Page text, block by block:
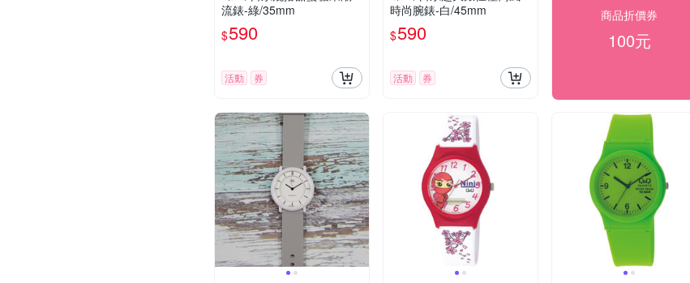
流錶-綠/35mm
$590
活動 券
時尚腕錶-白/45mm
$590
活動 券
商品折價券
100元